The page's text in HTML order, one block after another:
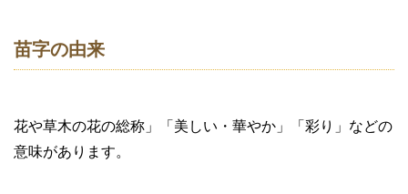
苗字の由来
花や草木の花の総称」「美しい・華やか」「彩り」などの
意味があります。